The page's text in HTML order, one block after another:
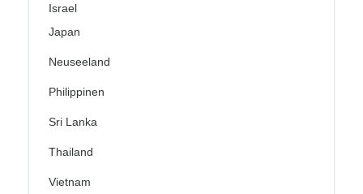
Israel
Japan
Neuseeland
Philippinen
Sri Lanka
Thailand
Vietnam